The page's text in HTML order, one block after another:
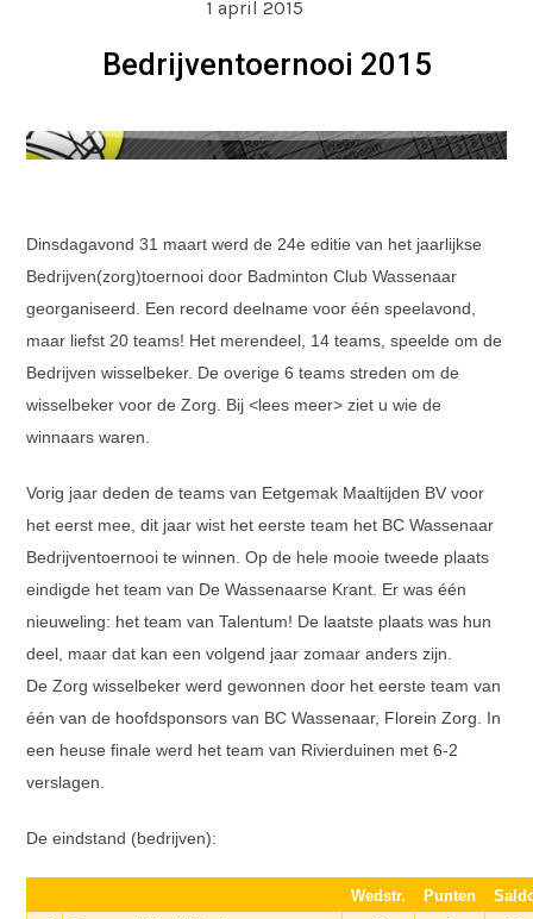
1 april 2015
Bedrijventoernooi 2015
Dinsdagavond 31 maart werd de 24e editie van het jaarlijkse
Bedrijven(zorg)toernooi door Badminton Club Wassenaar
georganiseerd. Een record deelname voor één speelavond,
maar liefst 20 teams! Het merendeel, 14 teams, speelde om de
Bedrijven wisselbeker. De overige 6 teams streden om de
wisselbeker voor de Zorg. Bij <lees meer> ziet u wie de
winnaars waren.
Vorig jaar deden de teams van Eetgemak Maaltijden BV voor
het eerst mee, dit jaar wist het eerste team het BC Wassenaar
Bedrijventoernooi te winnen. Op de hele mooie tweede plaats
eindigde het team van De Wassenaarse Krant. Er was één
nieuweling: het team van Talentum! De laatste plaats was hun
deel, maar dat kan een volgend jaar zomaar anders zijn.
De Zorg wisselbeker werd gewonnen door het eerste team van
één van de hoofdsponsors van BC Wassenaar, Florein Zorg. In
een heuse finale werd het team van Rivierduinen met 6-2
verslagen.
De eindstand (bedrijven):
Wedstr. Punten